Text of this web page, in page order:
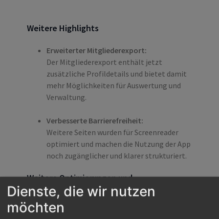
Weitere Highlights
Erweiterter Mitgliederexport:
Der Mitgliederexport enthält jetzt
zusätzliche Profildetails und bietet damit
mehr Möglichkeiten für Auswertung und
Verwaltung.
Verbesserte Barrierefreiheit:
Weitere Seiten wurden für Screenreader
optimiert und machen die Nutzung der App
noch zugänglicher und klarer strukturiert.
Weitere Optimierungen und
Fehlerbehebungen
Optimierter Datei-Download in Safari:
Dienste, die wir nutzen
möchten